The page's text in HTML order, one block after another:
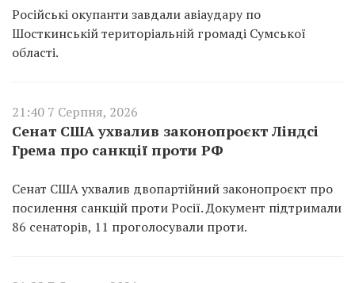
Російські окупанти завдали авіаудару по
Шосткинській територіальній громаді Сумської
області.
21:40 7 Серпня, 2026
Сенат США ухвалив законопроєкт Ліндсі
Грема про санкції проти РФ
Сенат США ухвалив двопартійний законопроєкт про
посилення санкцій проти Росії. Документ підтримали
86 сенаторів, 11 проголосували проти.